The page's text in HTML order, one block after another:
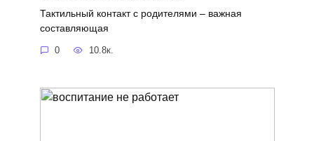
Тактильный контакт с родителями – важная
составляющая
0 10.8к.